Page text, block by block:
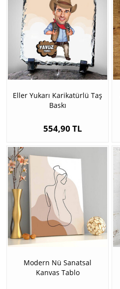
Eller Yukarı Karikatürlü Taş
Baskı
554,90 TL
Modern Nü Sanatsal
Kanvas Tablo